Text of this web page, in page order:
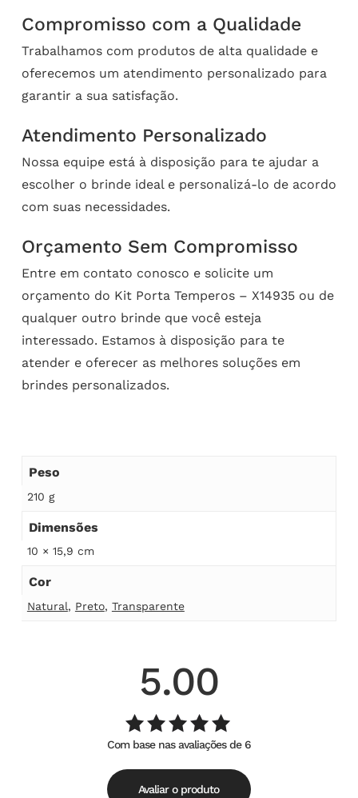
Compromisso com a Qualidade
Trabalhamos com produtos de alta qualidade e
oferecemos um atendimento personalizado para
garantir a sua satisfação.
Atendimento Personalizado
Nossa equipe está à disposição para te ajudar a
escolher o brinde ideal e personalizá-lo de acordo
com suas necessidades.
Orçamento Sem Compromisso
Entre em contato conosco e solicite um
orçamento do Kit Porta Temperos – X14935 ou de
qualquer outro brinde que você esteja
interessado. Estamos à disposição para te
atender e oferecer as melhores soluções em
brindes personalizados.
Peso
210 g
Dimensões
10 × 15,9 cm
Cor
Natural, Preto, Transparente
5.00
Avaliação
5.00de
5
Com base nas avaliações de 6
Avaliar o produto